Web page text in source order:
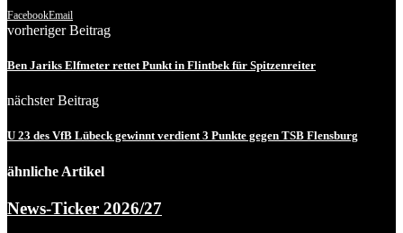
FacebookEmail
vorheriger Beitrag
Ben Jariks Elfmeter rettet Punkt in Flintbek für Spitzenreiter
nächster Beitrag
U 23 des VfB Lübeck gewinnt verdient 3 Punkte gegen TSB Flensburg
ähnliche Artikel
News-Ticker 2026/27